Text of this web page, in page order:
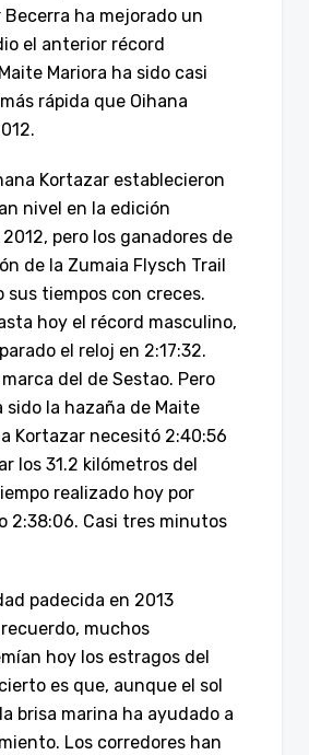
ha mejorado un
el anterior récord
Mariora ha sido casi
rápida que Oihana
Kortazar establecieron
nivel en la edición
pero los ganadores de
de la Zumaia Flysch Trail
sus tiempos con creces.
hoy el récord masculino,
el reloj en 2:17:32.
del de Sestao. Pero
sido la hazaña de Maite
Kortazar necesitó 2:40:56
los 31.2 kilómetros del
realizado hoy por
2:38:06. Casi tres minutos
padecida en 2013
muchos
hoy los estragos del
es que, aunque el sol
brisa marina ha ayudado a
Los corredores han